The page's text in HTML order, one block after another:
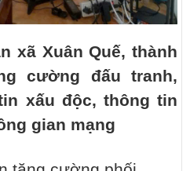
xã Xuân Quế, thành
cường đấu tranh,
xấu độc, thông tin
gian mạng